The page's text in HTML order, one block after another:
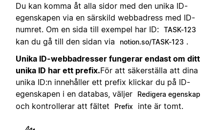
Du kan komma åt alla sidor med den unika ID-
egenskapen via en särskild webbadress med ID-
numret. Om en sida till exempel har ID: TASK-123
kan du gå till den sidan via notion.so/TASK-123 .
Unika ID-webbadresser fungerar endast om ditt
unika ID har ett prefix.För att säkerställa att dina
unika ID:n innehåller ett prefix klickar du på ID-
egenskapen i en databas, väljer
Redigera egenskap
och kontrollerar att fältet Prefix inte är tomt.